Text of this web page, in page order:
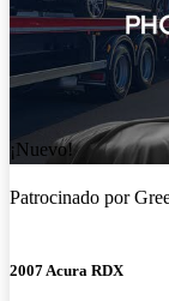
¡Nuevo!
Patrocinado por
2007 Acura RDX